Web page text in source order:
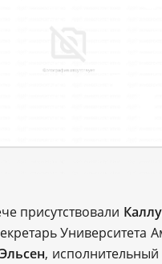
присутствовали
Университета
, исполнительный